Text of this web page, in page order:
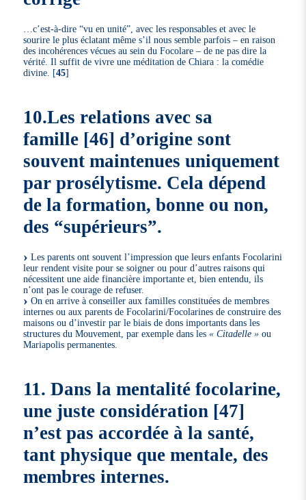
…c’est-à-dire “vu en unité”, avec les responsables et avec le
sourire le plus éclatant même s’il nous semble parfois – en raison
des incohérences vécues au sein du Focolare – de ne pas dire la
vérité. Il suffit de vivre une méditation de Chiara : la comédie
divine. [45]
10.Les relations avec sa
famille [46] d’origine sont
souvent maintenues uniquement
par prosélytisme. Cela dépend
de la formation, bonne ou non,
des “supérieurs”.
Les parents ont souvent l’impression que leurs enfants Focolarini
leur rendent visite pour se soigner ou pour d’autres raisons qui
nécessitent une aide financière importante et, bien entendu, ils
n’ont pas le courage de refuser.
On en arrive à conseiller aux familles constituées de membres
internes ou aux parents de Focolarini/Focolarines de construire des
maisons ou d’investir par le biais de dons importants dans les
structures du Mouvement, par exemple dans les« Citadelle » ou
Mariapolis permanentes.
11. Dans la mentalité focolarine,
une juste considération [47]
n’est pas accordée à la santé,
tant physique que mentale, des
membres internes.